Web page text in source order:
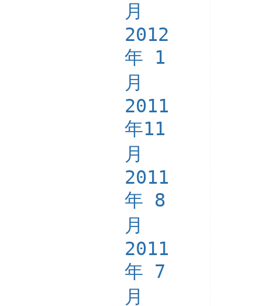
月
2012
年 1
月
2011
年11
月
2011
年 8
月
2011
年 7
月